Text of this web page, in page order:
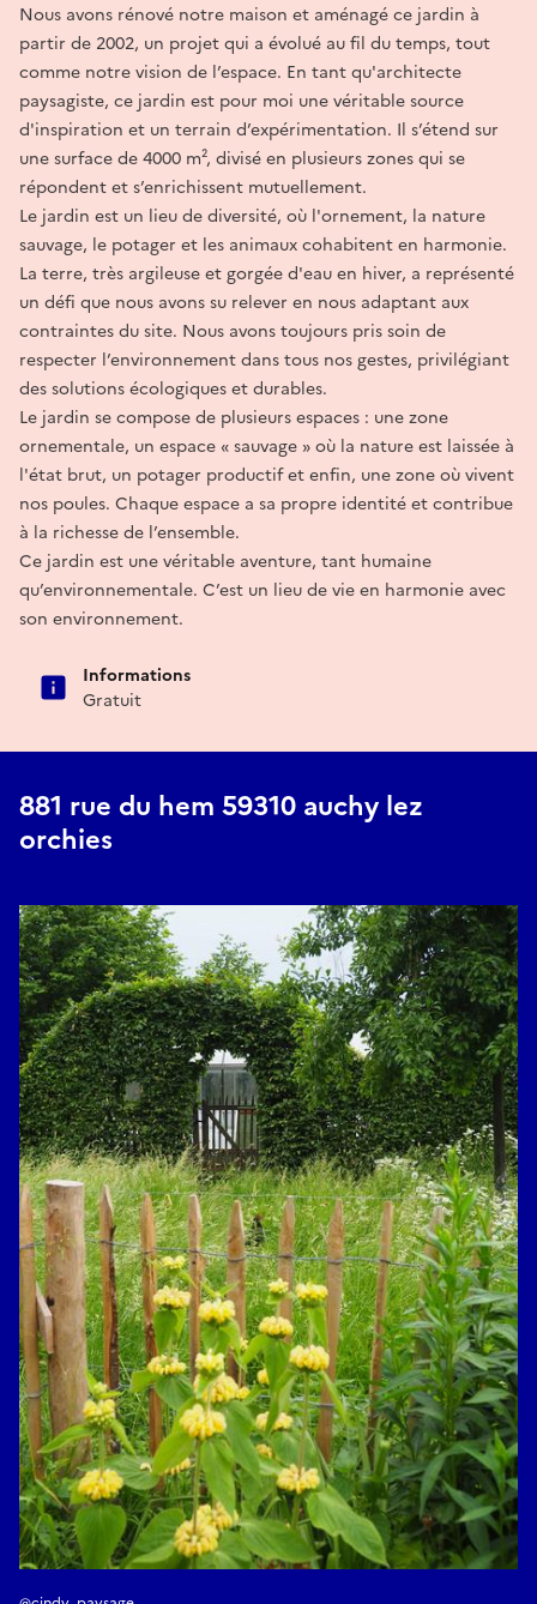
Nous avons rénové notre maison et aménagé ce jardin à
partir de 2002, un projet qui a évolué au fil du temps, tout
comme notre vision de l’espace. En tant qu'architecte
paysagiste, ce jardin est pour moi une véritable source
d'inspiration et un terrain d’expérimentation. Il s’étend sur
une surface de 4000 m², divisé en plusieurs zones qui se
répondent et s’enrichissent mutuellement.
Le jardin est un lieu de diversité, où l'ornement, la nature
sauvage, le potager et les animaux cohabitent en harmonie.
La terre, très argileuse et gorgée d'eau en hiver, a représenté
un défi que nous avons su relever en nous adaptant aux
contraintes du site. Nous avons toujours pris soin de
respecter l’environnement dans tous nos gestes, privilégiant
des solutions écologiques et durables.
Le jardin se compose de plusieurs espaces : une zone
ornementale, un espace « sauvage » où la nature est laissée à
l'état brut, un potager productif et enfin, une zone où vivent
nos poules. Chaque espace a sa propre identité et contribue
à la richesse de l’ensemble.
Ce jardin est une véritable aventure, tant humaine
qu’environnementale. C’est un lieu de vie en harmonie avec
son environnement.
Informations
Gratuit
881 rue du hem 59310 auchy lez
orchies